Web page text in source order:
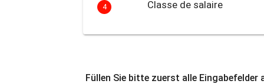
4 Classe de salaire
Füllen Sie bitte zuerst alle Eingabefelder